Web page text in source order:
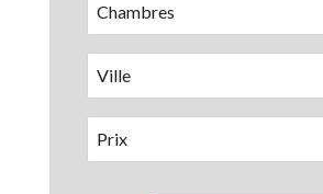
Chambres
Ville
Prix